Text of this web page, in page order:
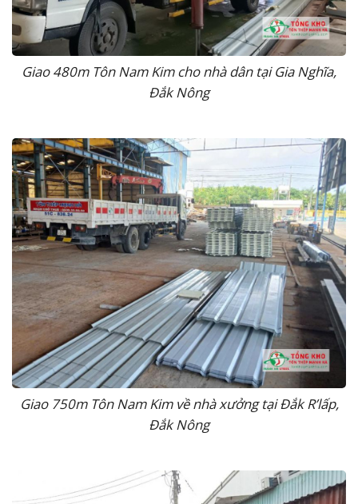
Giao 480m Tôn Nam Kim cho nhà dân tại Gia Nghĩa,
Đắk Nông
Giao 750m Tôn Nam Kim về nhà xưởng tại Đắk R’lấp,
Đắk Nông